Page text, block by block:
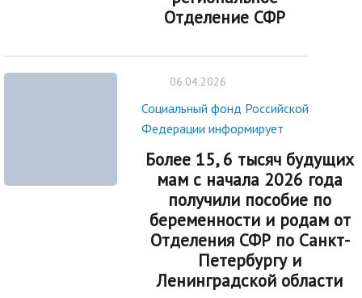
Отделение СФР
06.04.2026
Социальный фонд Российской
Федерации информирует
Более 15, 6 тысяч будущих
мам с начала 2026 года
получили пособие по
беременности и родам от
Отделения СФР по Санкт-
Петербургу и
Ленинградской области